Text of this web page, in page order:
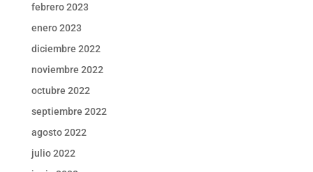
febrero 2023
enero 2023
diciembre 2022
noviembre 2022
octubre 2022
septiembre 2022
agosto 2022
julio 2022